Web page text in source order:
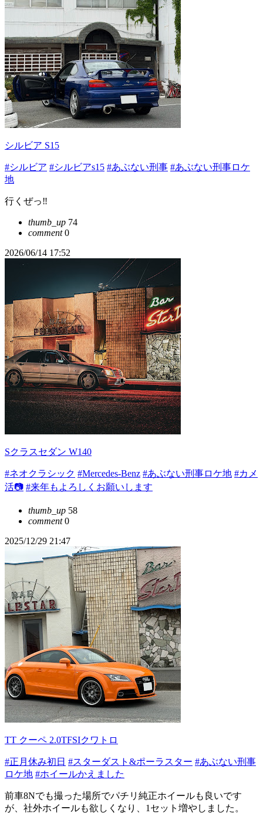
シルビア S15
#シルビア #シルビアs15 #あぶない刑事 #あぶない刑事ロケ
地
行くぜっ‼️
thumb_up 74
comment0
2026/06/14 17:52
Sクラスセダン W140
#ネオクラシック #Mercedes-Benz #あぶない刑事ロケ地 #カメ
活📷 #来年もよろしくお願いします
thumb_up 58
comment0
2025/12/29 21:47
TT クーペ 2.0TFSIクワトロ
#正月休み初日 #スターダスト&ポーラスター #あぶない刑事
ロケ地 #ホイールかえました
前車8Nでも撮った場所でパチリ純正ホイールも良いです
が、社外ホイールも欲しくなり、1セット増やしました。